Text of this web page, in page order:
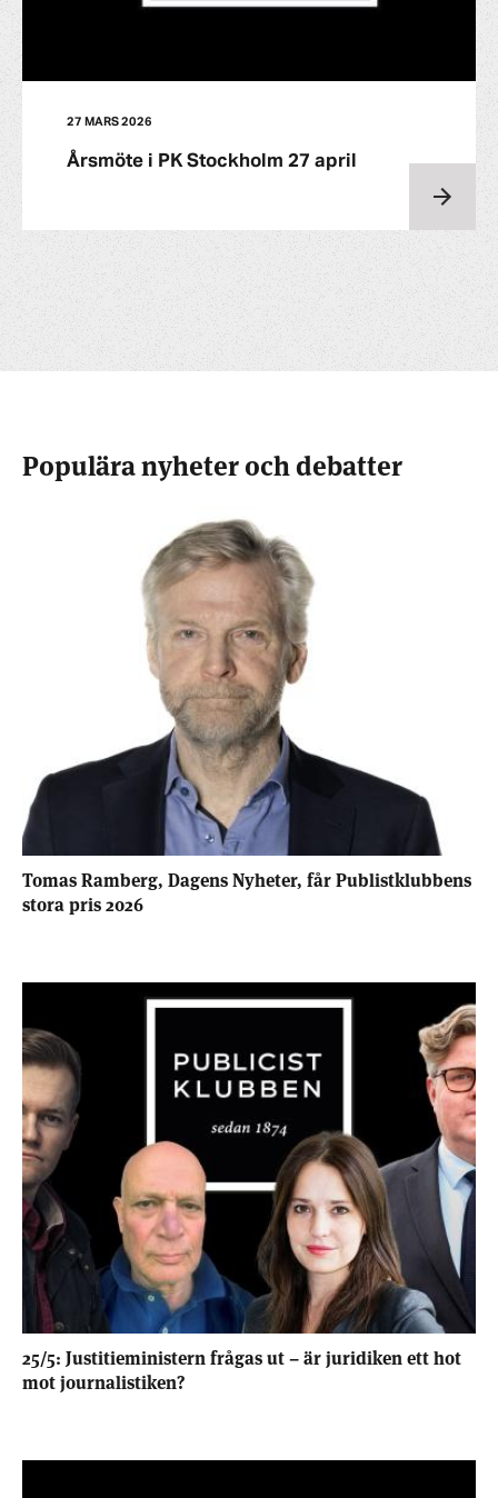
27 MARS 2026
Årsmöte i PK Stockholm 27 april
Populära nyheter och debatter
Tomas Ramberg, Dagens Nyheter, får Publistklubbens
stora pris 2026
25/5: Justitieministern frågas ut – är juridiken ett hot
mot journalistiken?